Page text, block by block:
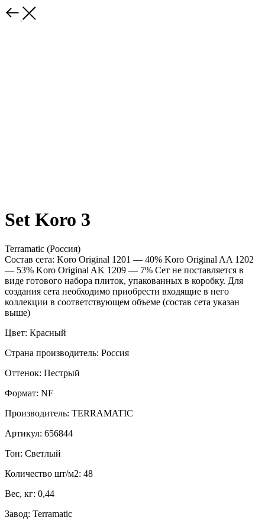
Set Koro 3
Terramatic (Россия)
Состав сета: Koro Original 1201 — 40% Koro Original AA 1202
— 53% Koro Original AK 1209 — 7% Сет не поставляется в
виде готового набора плиток, упакованных в коробку. Для
создания сета необходимо приобрести входящие в него
коллекции в соответствующем объеме (состав сета указан
выше)
Цвет: Красный
Страна производитель: Россия
Оттенок: Пестрый
Формат: NF
Производитель: TERRAMATIC
Артикул: 656844
Тон: Светлый
Количество шт/м2: 48
Вес, кг: 0,44
Завод: Terramatic